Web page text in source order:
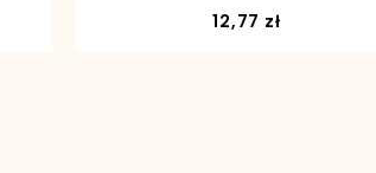
12,77 zł